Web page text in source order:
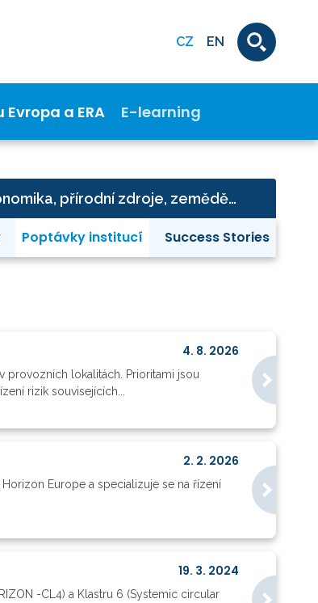
CZ EN
a ERA E-learning
Klastr 6 - potraviny, bioekonomika, přírodní zdroje, zemědělství a životní prostředí
Poptávky institucí Success Stories
4. 8. 2026
provozních lokalitách. Prioritami jsou
rizik souvisejících...
2. 2. 2026
Europe a specializuje se na řízení
19. 3. 2024
-CL4) a Klastru 6 (Systemic circular